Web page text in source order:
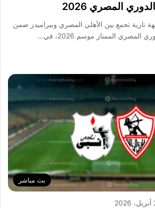
المصري 2026
نارية تجمع بين الأهلي المصري وبيراميدز ضمن
الممتاز موسم 2026، في…
بث مباشر